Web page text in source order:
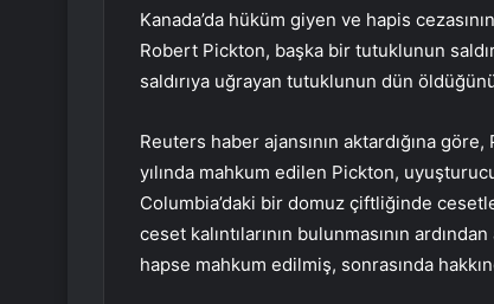
Kanada’da hüküm giyen ve hapis
Robert Pickton, başka bir tutuklunun
saldırıya uğrayan tutuklunun dün
Reuters haber ajansının aktardığına
yılında mahkum edilen Pickton,
Columbia’daki bir domuz çiftliğinde
ceset kalıntılarının bulunmasının
hapse mahkum edilmiş, sonrasında